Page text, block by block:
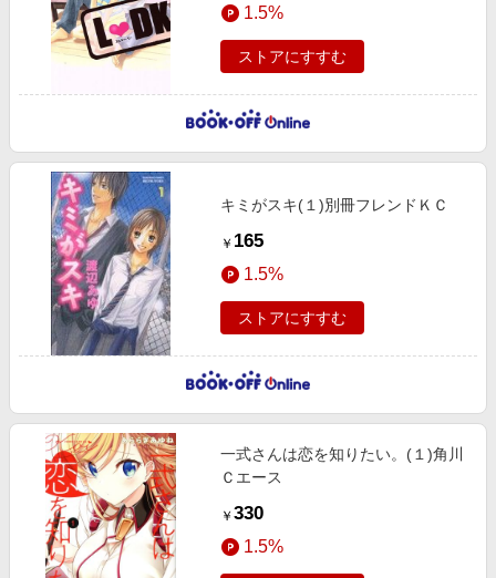
1.5%
ストアにすすむ
キミがスキ(１)別冊フレンドＫＣ
￥ 165
1.5%
ストアにすすむ
一式さんは恋を知りたい。(１)角川
Ｃエース
￥ 330
1.5%